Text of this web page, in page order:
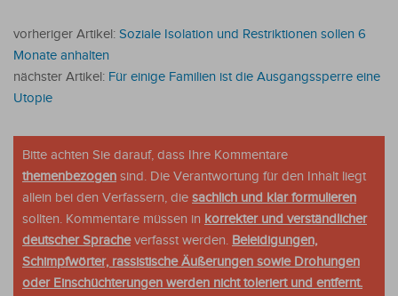
vorheriger Artikel: Soziale Isolation und Restriktionen sollen 6
Monate anhalten
nächster Artikel: Für einige Familien ist die Ausgangssperre eine
Utopie
Bitte achten Sie darauf, dass Ihre Kommentare
themenbezogen sind. Die Verantwortung für den Inhalt liegt
allein bei den Verfassern, die sachlich und klar formulieren
sollten. Kommentare müssen in korrekter und verständlicher
deutscher Spracheverfasst werden. Beleidigungen,
Schimpfwörter, rassistische Äußerungen sowie Drohungen
oder Einschüchterungen werden nicht toleriert und entfernt.